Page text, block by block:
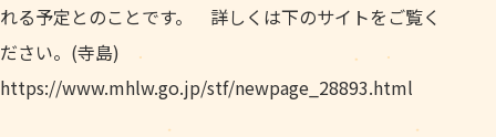
れる予定とのことです。 詳しくは下のサイトをご覧く
ださい。(寺島)
https://www.mhlw.go.jp/stf/newpage_28893.html